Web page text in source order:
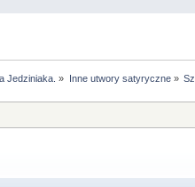
Jedziniaka. » Inne utwory satyryczne»